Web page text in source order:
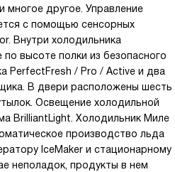
многое другое. Управление
с помощью сенсорных
Внутри холодильника
высоте полки из безопасного
PerfectFresh / Pro / Active и два
В двери расположены шесть
Освещение холодильной
BrilliantLight. Холодильник Миле
производство льда
IceMaker и стационарному
неполадок, продукты в нем